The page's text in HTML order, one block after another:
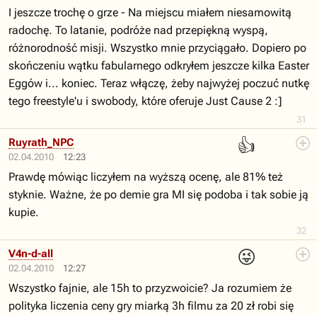
31
I jeszcze trochę o grze - Na miejscu miałem niesamowitą
radochę. To latanie, podróże nad przepiękną wyspą,
różnorodność misji. Wszystko mnie przyciągało. Dopiero po
skończeniu wątku fabularnego odkryłem jeszcze kilka Easter
Eggów i... koniec. Teraz włączę, żeby najwyżej poczuć nutkę
tego freestyle'u i swobody, które oferuje Just Cause 2 :]
02.04.2010 12:23
👍
32
Ruyrath_NPC
Prawdę mówiąc liczyłem na wyższą ocenę, ale 81% też
styknie. Ważne, że po demie gra MI się podoba i tak sobie ją
kupie.
02.04.2010 12:27
😜
V4n-d-all
Wszystko fajnie, ale 15h to przyzwoicie? Ja rozumiem że
polityka liczenia ceny gry miarką 3h filmu za 20 zł robi się